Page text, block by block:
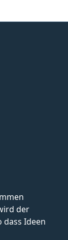
der
dass Ideen